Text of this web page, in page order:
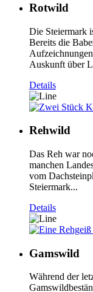
Rotwild
Die Steiermark
Bereits die
Auskunft über
Details
Rehwild
Das Reh war
manchen
vom
Steiermark...
Details
Gamswild
Während der